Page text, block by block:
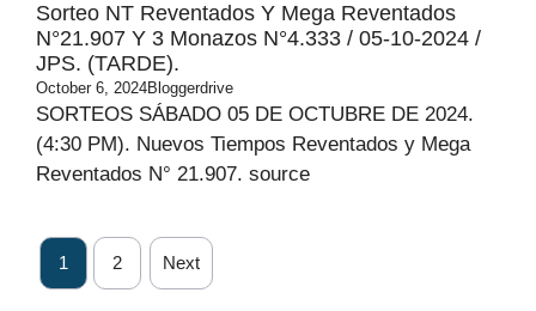
Sorteo NT Reventados Y Mega Reventados
N°21.907 Y 3 Monazos N°4.333 / 05-10-2024 /
JPS. (TARDE).
October 6, 2024Bloggerdrive
SORTEOS SÁBADO 05 DE OCTUBRE DE 2024.
(4:30 PM). Nuevos Tiempos Reventados y Mega
Reventados N° 21.907. source
1 2 Next